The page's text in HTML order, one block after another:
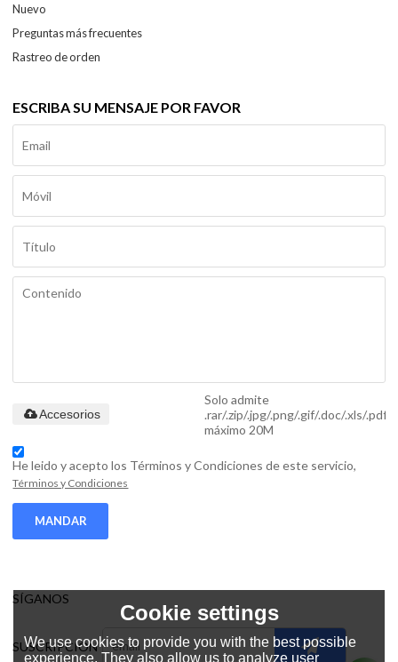
Nuevo
Preguntas más frecuentes
Rastreo de orden
ESCRIBA SU MENSAJE POR FAVOR
Solo admite
.rar/.zip/.jpg/.png/.gif/.doc/.xls/.pdf,
máximo 20M
Accesorios
He leido y acepto los Términos y Condiciones de este servicio,
Términos y Condiciones
MANDAR
SÍGANOS
SUSCRIPCIÓN
Cookie settings
We use cookies to provide you with the best possible
experience. They also allow us to analyze user